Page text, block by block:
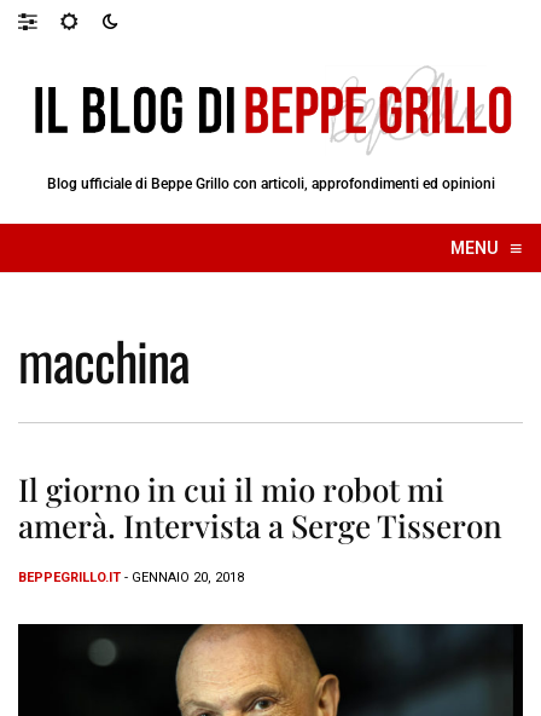
Blog ufficiale di Beppe Grillo con articoli, approfondimenti ed opinioni
MENU ≡
☰
macchina
Il giorno in cui il mio robot mi
amerà. Intervista a Serge Tisseron
BEPPEGRILLO.IT - GENNAIO 20, 2018